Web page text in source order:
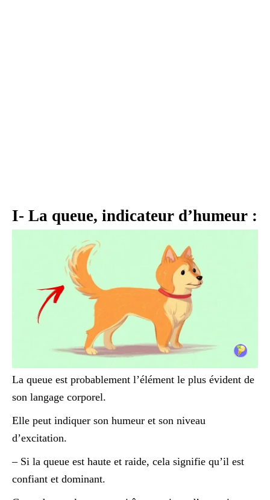
I- La queue, indicateur d’humeur :
La queue est probablement l’élément le plus évident de
son langage corporel.
Elle peut indiquer son humeur et son niveau
d’excitation.
– Si la queue est haute et raide, cela signifie qu’il est
confiant et dominant.